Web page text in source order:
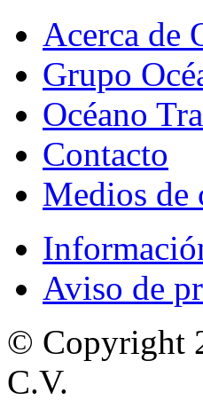
Acerca de
Grupo
Océano
Contacto
Medios de
Aviso de
© Copyright
C.V.